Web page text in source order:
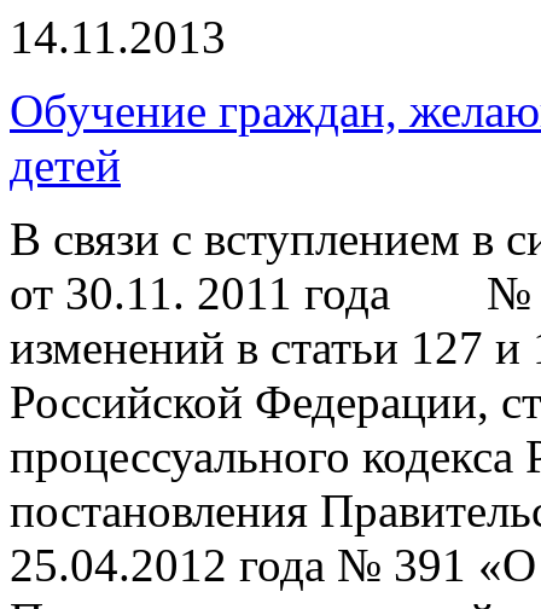
14.11.2013
Обучение граждан,
детей
В связи с вступлением в
от 30.11. 2011 года №
изменений в статьи 127
Российской Федерации,
процессуального
постановления
25.04.2012 года № 391